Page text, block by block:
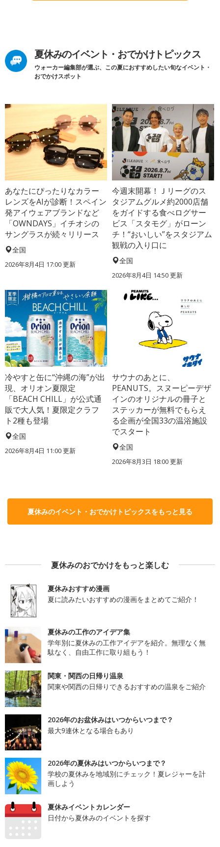
夏休みのイベント・おでかけトピックス
ウォーカー編集部が選ぶ、この夏におすすめしたい旬なイベント・
おでかけスポット
あなたにぴったりなカラー
レンズをAIが診断！スペイン
発アイウェアブランドなど
「OWNDAYS」イチオシの
サングラスが続々リリース
全国
2026年8月4日 17:00更新
今週末開幕！Ｊリーグのス
タジアムグルメ約2000店舗
をガイドする食べログサー
ビス「スタモグ」がローン
チ！“おいしい”をスタジアム
観戦の入り口に
全国
2026年8月4日 14:50更新
冷やすと缶に“沖縄の海”が出
現、オリオン夏限定
「BEACH CHILL」が公式通
販で大人気！夏限定クラフ
ト2種も登場
全国
2026年8月4日 11:00更新
サウナのあとに、
PEANUTS。スヌーピーデザ
インのオリジナルの冊子と
ステッカーが無料でもらえ
る企画が全国33の温浴施設
でスタート
全国
2026年8月3日 18:00更新
夏休みのイベント・おでかけトピックスをもっと見る
夏休みのおでかけをもっと楽しむ
夏休みおすすめ漫画
夏に読みたいおすすめの漫画をまとめてご紹介！
夏休みの工作のアイデア集
学年別に夏休みの工作アイデアを紹介。無理なく無
駄なく、自由工作に取り組もう！
関東・関西の日帰り温泉
関東や関西の日帰りできるおすすめの温泉をご紹介
2026年のお盆休みはいつからいつまで？
最大9連休となる場合もあり
2026年の夏休みはいつからいつまで？
学校の夏休みを地域別にチェック！夏レジャーを計
画しよう
夏休みイベントカレンダー
日付から夏休みのイベントを探す